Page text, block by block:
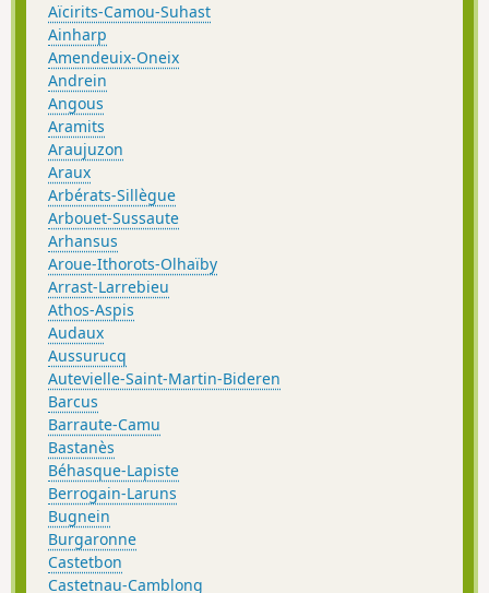
Aïcirits-Camou-Suhast
Ainharp
Amendeuix-Oneix
Andrein
Angous
Aramits
Araujuzon
Araux
Arbérats-Sillègue
Arbouet-Sussaute
Arhansus
Aroue-Ithorots-Olhaïby
Arrast-Larrebieu
Athos-Aspis
Audaux
Aussurucq
Autevielle-Saint-Martin-Bideren
Barcus
Barraute-Camu
Bastanès
Béhasque-Lapiste
Berrogain-Laruns
Bugnein
Burgaronne
Castetbon
Castetnau-Camblong